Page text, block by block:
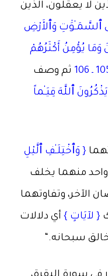
لا يعقلون، الذين
ٱلسَّمَـٰوَٰتِ وَٱلأَرْضِ
يُؤْمِنُ أَكْثَرُهُمْ
ثم وصف
ٱللَّهَ قِيَـٰماً
{ وَٱخْتِلَـٰفِ ٱلَّيْلِ
منهما يخلف
الآخر، وتفاوتهما
{ لآيَاتٍ } أي دلالات
سبحانه.“